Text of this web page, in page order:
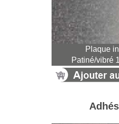
Plaque
Patiné/vibré